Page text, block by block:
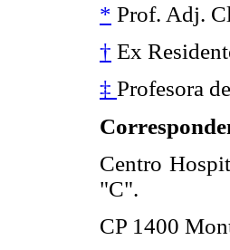
* Prof. Adj.
† Ex
‡ Profesora
Centro
"C".
CP 1400